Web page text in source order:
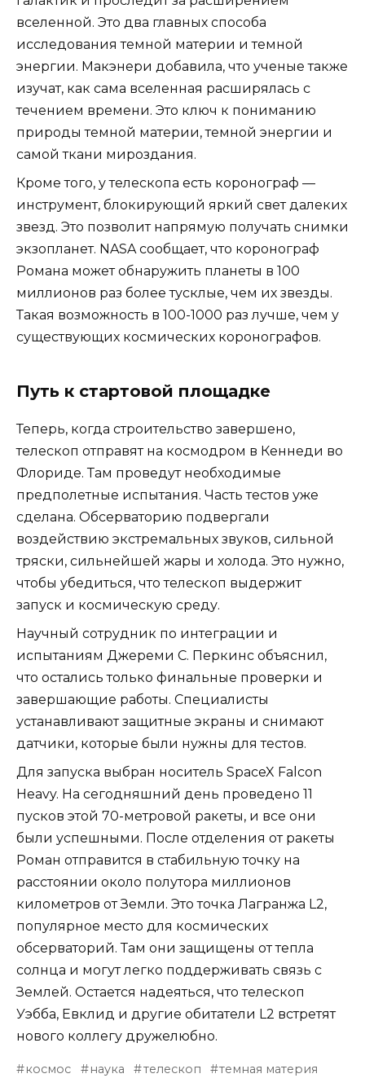
вселенной. Это два главных способа
исследования темной материи и темной
энергии. Макэнери добавила, что ученые также
изучат, как сама вселенная расширялась с
течением времени. Это ключ к пониманию
природы темной материи, темной энергии и
самой ткани мироздания.
Кроме того, у телескопа есть коронограф —
инструмент, блокирующий яркий свет далеких
звезд. Это позволит напрямую получать снимки
экзопланет. NASA сообщает, что коронограф
Романа может обнаружить планеты в 100
миллионов раз более тусклые, чем их звезды.
Такая возможность в 100-1000 раз лучше, чем у
существующих космических коронографов.
Путь к стартовой площадке
Теперь, когда строительство завершено,
телескоп отправят на космодром в Кеннеди во
Флориде. Там проведут необходимые
предполетные испытания. Часть тестов уже
сделана. Обсерваторию подвергали
воздействию экстремальных звуков, сильной
тряски, сильнейшей жары и холода. Это нужно,
чтобы убедиться, что телескоп выдержит
запуск и космическую среду.
Научный сотрудник по интеграции и
испытаниям Джереми С. Перкинс объяснил,
что остались только финальные проверки и
завершающие работы. Специалисты
устанавливают защитные экраны и снимают
датчики, которые были нужны для тестов.
Для запуска выбран носитель SpaceX Falcon
Heavy. На сегодняшний день проведено 11
пусков этой 70-метровой ракеты, и все они
были успешными. После отделения от ракеты
Роман отправится в стабильную точку на
расстоянии около полутора миллионов
километров от Земли. Это точка Лагранжа L2,
популярное место для космических
обсерваторий. Там они защищены от тепла
солнца и могут легко поддерживать связь с
Землей. Остается надеяться, что телескоп
Уэбба, Евклид и другие обитатели L2 встретят
нового коллегу дружелюбно.
космос наука телескоп темная материя